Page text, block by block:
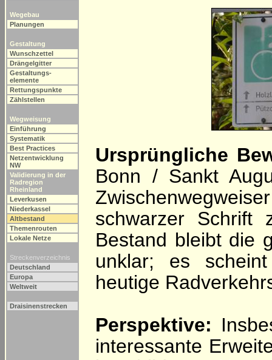
Wegebau
Planungen
Gestaltung
Wunschzettel
Drängelgitter
Gestaltungs-
elemente
Rettungspunkte
Zählstellen
Wegweisung
Einführung
Systematik
Best Practices
Netzentwicklung
NW
Validierung in der
Radregion
Rheinland
Leverkusen
Niederkassel
Altbestand
Themenrouten
Lokale Netze
Streckenverzeichnis
Deutschland
Europa
Weltweit
Draisinenstrecken
Ursprüngliche
Bonn / Sankt
schwarzer Schrift
Bestand bleibt die
unklar; es
heutige
Perspektive:
interessante